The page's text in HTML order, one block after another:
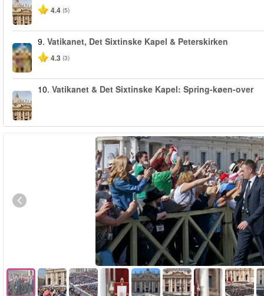
4.4 (5)
9. Vatikanet, Det Sixtinske Kapel & Peterskirken
4.3 (3)
10. Vatikanet & Det Sixtinske Kapel: Spring-køen-over